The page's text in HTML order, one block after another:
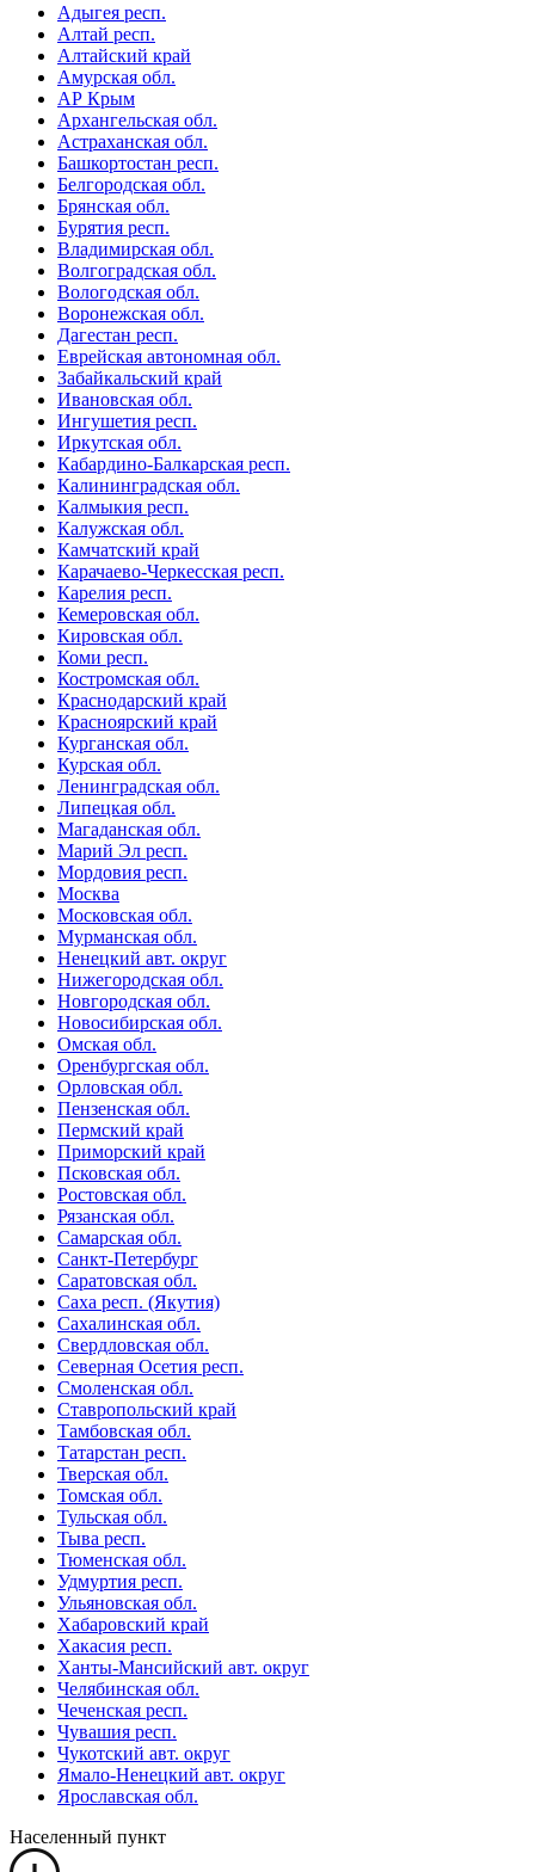
Адыгея респ.
Алтай респ.
Алтайский край
Амурская обл.
АР Крым
Архангельская обл.
Астраханская обл.
Башкортостан респ.
Белгородская обл.
Брянская обл.
Бурятия респ.
Владимирская обл.
Волгоградская обл.
Вологодская обл.
Воронежская обл.
Дагестан респ.
Еврейская автономная обл.
Забайкальский край
Ивановская обл.
Ингушетия респ.
Иркутская обл.
Кабардино-Балкарская респ.
Калининградская обл.
Калмыкия респ.
Калужская обл.
Камчатский край
Карачаево-Черкесская респ.
Карелия респ.
Кемеровская обл.
Кировская обл.
Коми респ.
Костромская обл.
Краснодарский край
Красноярский край
Курганская обл.
Курская обл.
Ленинградская обл.
Липецкая обл.
Магаданская обл.
Марий Эл респ.
Мордовия респ.
Москва
Московская обл.
Мурманская обл.
Ненецкий авт. округ
Нижегородская обл.
Новгородская обл.
Новосибирская обл.
Омская обл.
Оренбургская обл.
Орловская обл.
Пензенская обл.
Пермский край
Приморский край
Псковская обл.
Ростовская обл.
Рязанская обл.
Самарская обл.
Санкт-Петербург
Саратовская обл.
Саха респ. (Якутия)
Сахалинская обл.
Свердловская обл.
Северная Осетия респ.
Смоленская обл.
Ставропольский край
Тамбовская обл.
Татарстан респ.
Тверская обл.
Томская обл.
Тульская обл.
Тыва респ.
Тюменская обл.
Удмуртия респ.
Ульяновская обл.
Хабаровский край
Хакасия респ.
Ханты-Мансийский авт. округ
Челябинская обл.
Чеченская респ.
Чувашия респ.
Чукотский авт. округ
Ямало-Ненецкий авт. округ
Ярославская обл.
Населенный пункт